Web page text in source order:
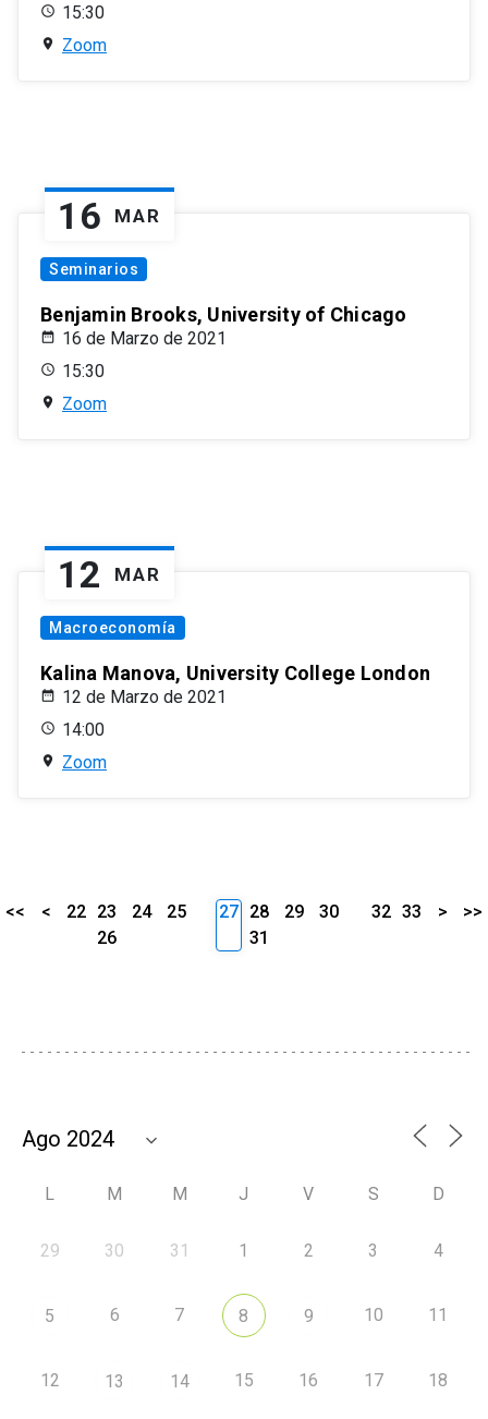
15:30
Zoom
16 MAR
Seminarios
Benjamin Brooks, University of Chicago
16 de Marzo de 2021
15:30
Zoom
12 MAR
Macroeconomía
Kalina Manova, University College London
12 de Marzo de 2021
14:00
Zoom
<< < 22 23 24
25
26
27 28 29
30
31
32 33 > >>
L M M J V S D
29 30 31 1 2 3 4
5 6 7 8 9 10 11
12 13 14 15 16 17 18